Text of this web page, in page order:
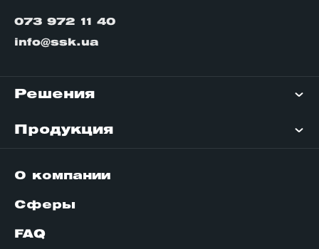
073 972 11 40
info@ssk.ua
Решения
Продукция
О компании
Сферы
FAQ